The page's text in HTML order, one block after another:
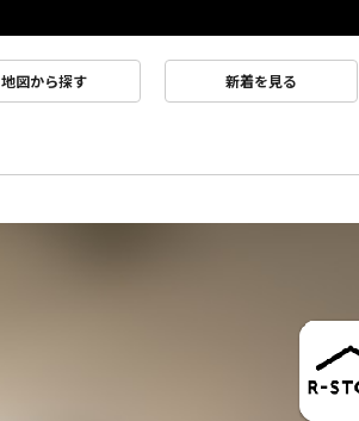
地図から探す 新着を見る